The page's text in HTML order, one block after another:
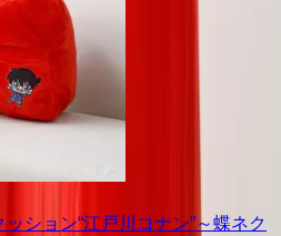
ョン“江戸川コナン”～蝶ネク